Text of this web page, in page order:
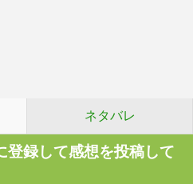
ネタバレ
登録して感想を投稿して